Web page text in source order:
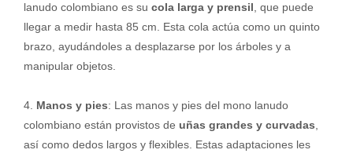
lanudo colombiano es su cola larga y prensil, que puede
llegar a medir hasta 85 cm. Esta cola actúa como un quinto
brazo, ayudándoles a desplazarse por los árboles y a
manipular objetos.
4. Manos y pies: Las manos y pies del mono lanudo
colombiano están provistos de uñas grandes y curvadas,
así como dedos largos y flexibles. Estas adaptaciones les